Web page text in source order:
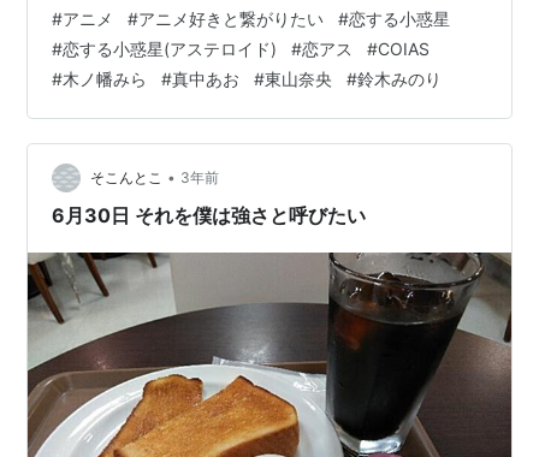
してしまうアニメをご紹介です💁 2020年放送の「恋する
小惑星（アステロイド）」 "小惑星を見つけて名前をつけ
たい"という幼い頃からの夢を持った「木ノ幡みら」と
「真中あお」 高校で運命的な再会を果たした2人が仲間
を巻き込んで奮闘する青春物語です🤗
www.youtube.com 先日、こんな…
#アニメ #アニメ好きと繋がりたい #恋する小惑星
#恋する小惑星(アステロイド) #恋アス #COIAS
#木ノ幡みら #真中あお #東山奈央 #鈴木みのり
そこんとこ • 3年前
6月30日 それを僕は強さと呼びたい